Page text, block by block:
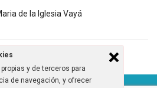
de la Iglesia Vayá
y de terceros para
de navegación, y ofrecer